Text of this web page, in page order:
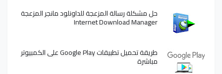
حل مشكلة رسالة المزعجة للداونلود مانجر المزعجة
Internet Download Manager
طريقة تحميل تطبيقات Google Play على الكمبيوتر
مباشرة